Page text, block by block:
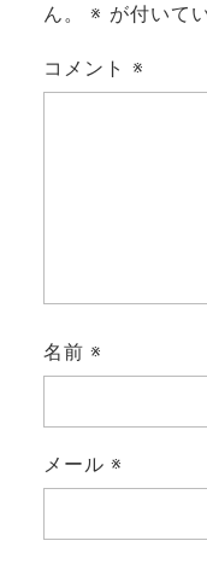
ん。
※ が付いて
コメント ※
名前※
メール※